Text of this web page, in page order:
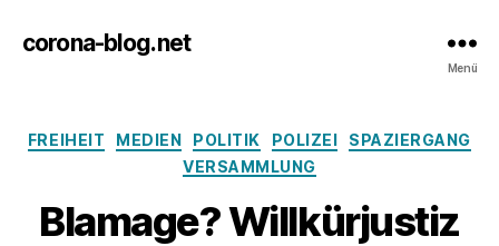
corona-blog.net
Menü
Kategorien
FREIHEIT MEDIEN POLITIK POLIZEI
SPAZIERGANG
VERSAMMLUNG
Blamage? Willkürjustiz